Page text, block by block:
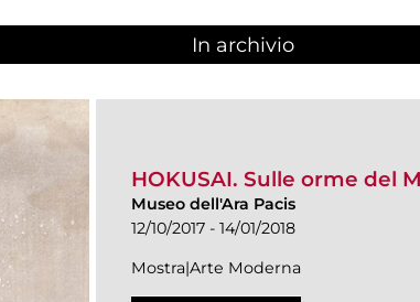
In archivio
HOKUSAI. Sulle orme del
Museo dell'Ara Pacis
12/10/2017 - 14/01/2018
Mostra|Arte Moderna